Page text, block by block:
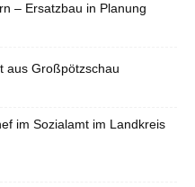
– Ersatzbau in Planung
aus Großpötzschau
im Sozialamt im Landkreis